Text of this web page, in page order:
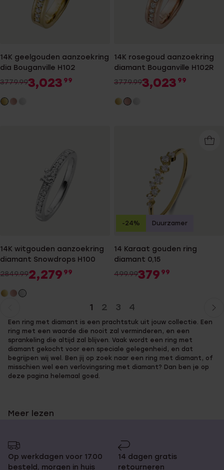
14K geelgouden aanzoekring
dia Bouganville H102
3779.993,023 99
14K rosegoud aanzoekring
diamant Bouganville H102R
3779.993,023 99
14K witgouden aanzoekring
diamant Snowdrops H100
2849.992,279 99
14 Karaat gouden ring
diamant 0,15
499.99379 99
-24% Duurzamer
pagina
1 2 3 4
naar
pagina
Een ring met diamant is een prachtstuk uit jouw collectie. Een
ring met een waarde die nooit zal verminderen, en een
sprankeling die altijd zal blijven. Vaak wordt een ring met
diamant gekocht voor een speciale gelegenheid, en dat
begrijpen wij wel. Ben jij op zoek naar een ring met diamant, of
misschien wel een verlovingsring met diamant? Dan ben je op
deze pagina helemaal goed.
Lucardi
Meer lezen
Op werkdagen voor 17.00
besteld, morgen in huis
14 dagen gratis
retourneren